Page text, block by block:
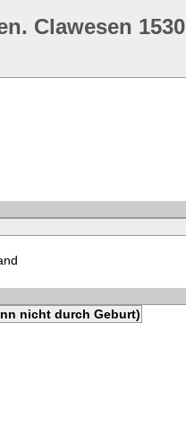
Clawesen 1530
nicht durch Geburt)